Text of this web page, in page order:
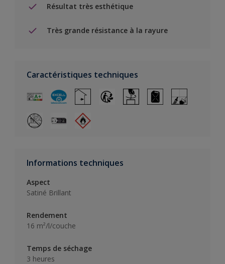
Résultat très esthétique
Très grande résistance à la rayure
Caractéristiques techniques
Informations techniques
Aspect
Satiné Brillant
Rendement
16 m²/l/couche
Temps de séchage
3 heures